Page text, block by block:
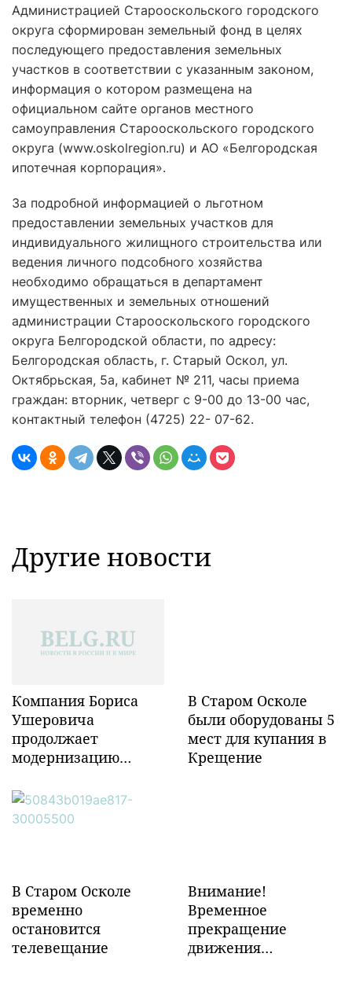
Администрацией Старооскольского городского
округа сформирован земельный фонд в целях
последующего предоставления земельных
участков в соответствии с указанным законом,
информация о котором размещена на
официальном сайте органов местного
самоуправления Старооскольского городского
округа (www.oskolregion.ru) и АО «Белгородская
ипотечная корпорация».
За подробной информацией о льготном
предоставлении земельных участков для
индивидуального жилищного строительства или
ведения личного подсобного хозяйства
необходимо обращаться в департамент
имущественных и земельных отношений
администрации Старооскольского городского
округа Белгородской области, по адресу:
Белгородская область, г. Старый Оскол, ул.
Октябрьская, 5а, кабинет № 211, часы приема
граждан: вторник, четверг с 9-00 до 13-00 час,
контактный телефон (4725) 22- 07-62.
Другие новости
Компания Бориса
Ушеровича
продолжает
модернизацию
инфраструктуры в
Забайкалье
В Старом Осколе
были оборудованы 5
мест для купания в
Крещение
В Старом Осколе
временно
остановится
телевещание
Внимание!
Временное
прекращение
движения